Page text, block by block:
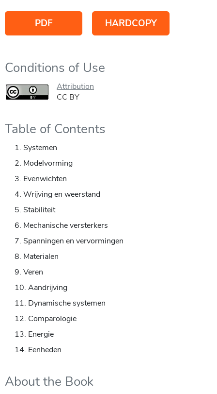
PDF HARDCOPY
Conditions of Use
Attribution
CC BY
Table of Contents
Systemen
Modelvorming
Evenwichten
Wrijving en weerstand
Stabiliteit
Mechanische versterkers
Spanningen en vervormingen
Materialen
Veren
Aandrijving
Dynamische systemen
Comparologie
Energie
Eenheden
About the Book